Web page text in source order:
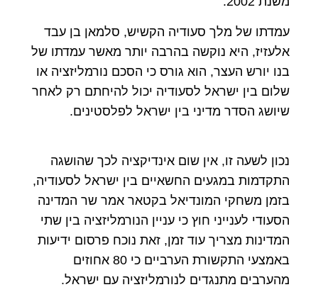
עמדתו של מלך סעודיה הקשיש, סלמאן בן עבד
אלעזיז, היא נוקשה בהרבה יותר מאשר עמדתו של
בנו יורש העצר, הוא גורס כי הסכם נורמליזציה או
שלום בין ישראל לסעודיה יכול להיחתם רק לאחר
שיושג הסדר מדיני בין ישראל לפלסטינים.
נכון לשעה זו, אין שום אינדיקציה לכך שהושגה
התקדמות במגעים החשאיים בין ישראל לסעודיה,
בזמן משחקי המונדיאל בקטאר אמר שר המדינה
הסעודי לענייני חוץ כי עניין הנורמליזציה בין שתי
המדינות מצריך עוד זמן, זאת נוכח פרסום ידיעות
באמצעי התקשורת הערביים כי 80 אחוזים
מהערבים מתנגדים לנורמליזציה עם ישראל.